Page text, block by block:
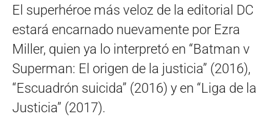
El superhéroe más veloz de la editorial DC
estará encarnado nuevamente por Ezra
Miller, quien ya lo interpretó en “Batman v
Superman: El origen de la justicia” (2016),
“Escuadrón suicida” (2016) y en “Liga de la
Justicia” (2017).